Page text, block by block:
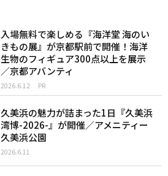
入場無料で楽しめる『海洋堂 海のい
きもの展』が京都駅前で開催！海洋
生物のフィギュア300点以上を展示
／京都アバンティ
2026.6.12 PR
久美浜の魅力が詰まった1日『久美浜
湾博-2026-』が開催／アメニティー
久美浜公園
2026.6.11